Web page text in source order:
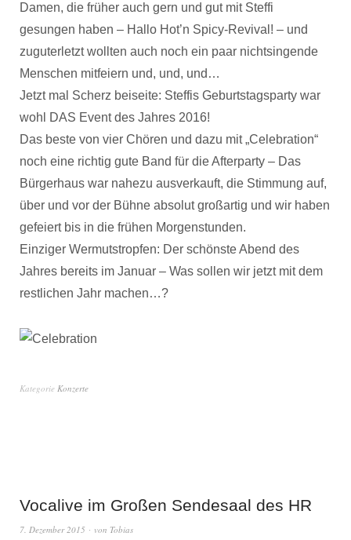
Damen, die früher auch gern und gut mit Steffi
gesungen haben – Hallo Hot’n Spicy-Revival! – und
zuguterletzt wollten auch noch ein paar nichtsingende
Menschen mitfeiern und, und, und…
Jetzt mal Scherz beiseite: Steffis Geburtstagsparty war
wohl DAS Event des Jahres 2016!
Das beste von vier Chören und dazu mit „Celebration“
noch eine richtig gute Band für die Afterparty – Das
Bürgerhaus war nahezu ausverkauft, die Stimmung auf,
über und vor der Bühne absolut großartig und wir haben
gefeiert bis in die frühen Morgenstunden.
Einziger Wermutstropfen: Der schönste Abend des
Jahres bereits im Januar – Was sollen wir jetzt mit dem
restlichen Jahr machen…?
Kategorie Konzerte
Vocalive im Großen Sendesaal des HR
7. Dezember 2015 von Tobias